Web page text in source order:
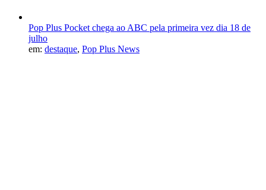
Pop Plus Pocket chega ao ABC pela primeira vez dia 18 de
julho
em: destaque, Pop Plus News